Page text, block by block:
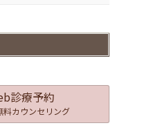
診療予約
料カウンセリング